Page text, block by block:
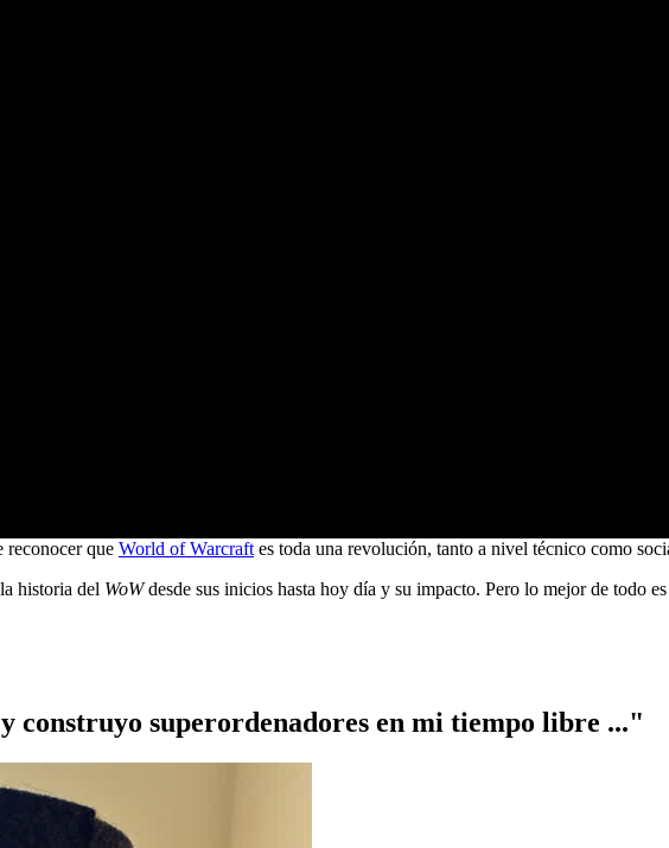
reconocer que World of Warcraft es toda una revolución, tanto a nivel técnico como
historia del WoWdesde sus inicios hasta hoy día y su impacto. Pero lo mejor de todo
construyo superordenadores en mi tiempo libre ..."